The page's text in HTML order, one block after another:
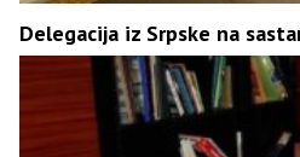
Delegacija iz Srpske na